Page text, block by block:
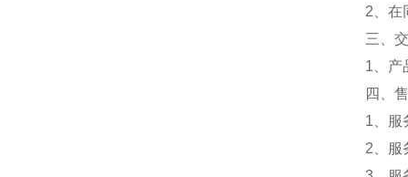
2、在
三、
1、产
四、
1、服
2、服